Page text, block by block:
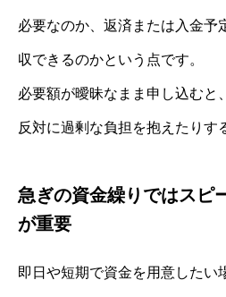
必要なのか、返済または入金予
収できるのかという点です。
必要額が曖昧なまま申し込むと
反対に過剰な負担を抱えたりす
急ぎの資金繰りではスピ
が重要
即日や短期で資金を用意したい